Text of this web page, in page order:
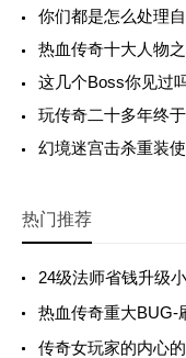
你们都是怎么处理
热血传奇十大人物
这几个Boss你见过
玩传奇二十多年终
幻境迷宫击杀重装
热门推荐
24级法师省钱升级
热血传奇重大BUG-
传奇女玩家的内心